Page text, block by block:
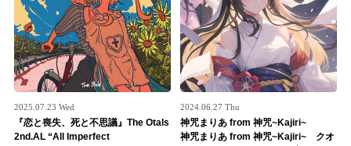
2025.07.23 Wed
『恋と喪失、死と不思議』The Otals
2nd.AL “All Imperfect
2024.06.27 Thu
神咒まりあ from 神咒~Kajiri~
神咒まりあ from 神咒~Kajiri~ クオ